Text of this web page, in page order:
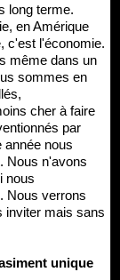
long terme.
en Amérique
c'est l'économie.
même dans un
sommes en
cher à faire
par
année nous
Nous n'avons
nous
Nous verrons
inviter mais sans
unique